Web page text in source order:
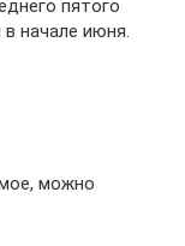
пятого
начале июня.
можно